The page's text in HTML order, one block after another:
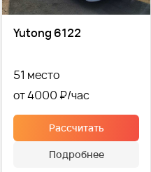
Yutong 6122
51 место
от 4000 ₽
Рассчитать
Подробнее